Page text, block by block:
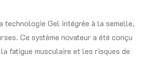
technologie Gel intégrée à la semelle,
Ce système novateur a été conçu
fatigue musculaire et les risques de